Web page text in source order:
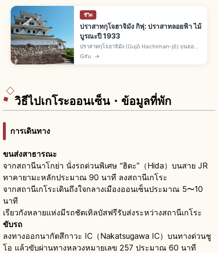
ชีวิต
ปราสาทกุโจฮาจิมัง กิฟุ: ปราสาทลอยฟ้า ไม้
บูรณะปี 1933
ปราสาทกุโจฮาจิมัง (Gujō Hachiman-jō) บนยอด
เขาฮาจิมังยามะ จ.กิฟุ ปราสาทไม้บูรณะเก่าที่สุดใน
Gifu →
วิธีไปเกโระออนเซ็น・ข้อมูลที่พัก
การเดินทาง
ขนส่งสาธารณะ
จากสถานีนาโกย่า นั่งรถด่วนพิเศษ “ฮิดะ”（Hida）บนสาย JR
ทาคายามะหลักประมาณ 90 นาที ลงสถานีเกโระ
จากสถานีเกโระเดินถึงใจกลางเมืองออนเซ็นประมาณ 5〜10
นาที
เรียวกังหลายแห่งมีรถชัตเทิลบัสฟรีรับส่งระหว่างสถานีเกโระ
ขับรถ
ลงทางออกนากัตสึกาวะ IC（Nakatsugawa IC）บนทางด่วนชู
โอ แล้วขับผ่านทางหลวงหมายเลข 257 ประมาณ 60 นาที